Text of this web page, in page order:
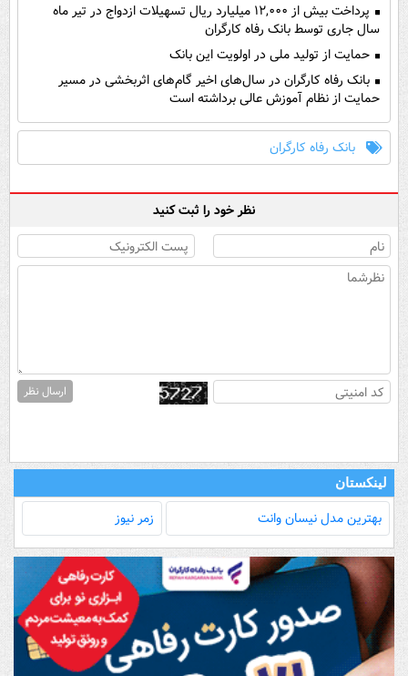
پرداخت بیش از ۱۲,۰۰۰ میلیارد ریال تسهیلات ازدواج در تیر ماه
سال جاری توسط بانک رفاه کارگران
حمایت از تولید ملی در اولویت این بانک
بانک رفاه کارگران در سال‌های اخیر گام‌های اثربخشی در مسیر
حمایت از نظام آموزش عالی برداشته است
بانک رفاه کارگران
نظر خود را ثبت کنید
ارسال نظر
لینکستان
بهترین مدل‌ نیسان وانت زمر نیوز